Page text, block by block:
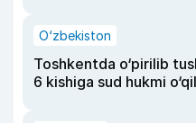
O‘zbekiston
Toshkentda o‘pirilib
6 kishiga sud hukmi